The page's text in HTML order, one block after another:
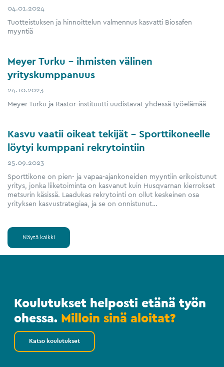
04.01.2024
Tuotteistuksen ja hinnoittelun valmennus kasvatti Biosafen
myyntiä
Meyer Turku – ihmisten välinen
yrityskumppanuus
24.10.2023
Meyer Turku ja Rastor-instituutti uudistavat yhdessä työelämää
Kasvu vaatii oikeat tekijät – Sporttikoneelle
löytyi kumppani rekrytointiin
25.09.2023
Sporttikone on pien- ja vapaa-ajankoneiden myyntiin erikoistunut
yritys, jonka liiketoiminta on kasvanut kuin Husqvarnan kierrokset
metsurin käsissä. Laadukas rekrytointi on ollut keskeinen osa
yrityksen kasvustrategiaa, ja se on onnistunut…
Näytä kaikki
Koulutukset helposti etänä työn
ohessa. Milloin sinä aloitat?
Katso koulutukset